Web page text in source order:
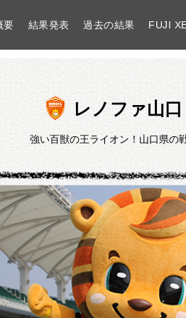
要 結果発表 過去の結果 FUJI
レノファ山口
レノファ山
強い百獣の王ライオン！山口県の